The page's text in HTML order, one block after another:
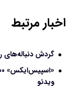
اخبار مرتبط
گردش دنباله‌های
ویدئو